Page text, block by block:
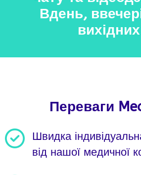
Вдень,
Переваги
Швидка
від нашої медичної